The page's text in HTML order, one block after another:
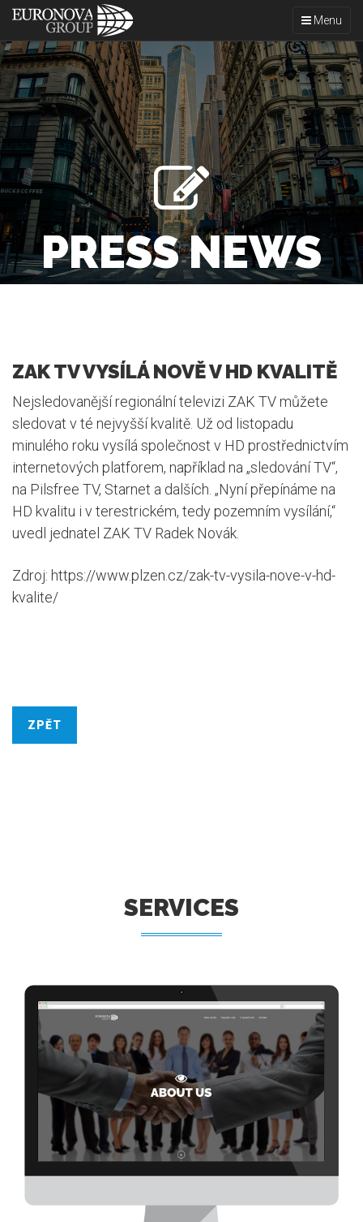
Toggle
Menu
PRESS NEWS
ZAK TV VYSÍLÁ NOVĚ V HD KVALITĚ
Nejsledovanější regionální televizi ZAK TV můžete
sledovat v té nejvyšší kvalitě. Už od listopadu
minulého roku vysílá společnost v HD prostřednictvím
internetových platforem, například na „sledování TV“,
na Pilsfree TV, Starnet a dalších. „Nyní přepínáme na
HD kvalitu i v terestrickém, tedy pozemním vysílání,“
uvedl jednatel ZAK TV Radek Novák.
Zdroj: https://www.plzen.cz/zak-tv-vysila-nove-v-hd-
kvalite/
ZPĚT
SERVICES